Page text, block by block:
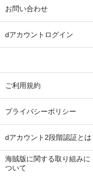
お問い合わせ
dアカウントログイン
ご利用規約
プライバシーポリシー
dアカウント2段階認証とは
海賊版に関する取り組みに
ついて